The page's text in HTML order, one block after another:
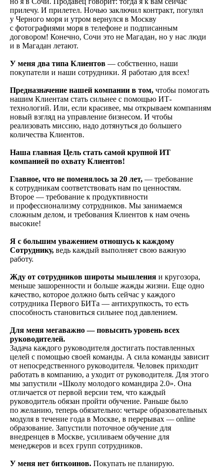
прилечу. И прилетел. Ночью заключил контракт, погулял
у Черного моря и утром вернулся в Москву
с фотографиями моря в телефоне и подписанным
договором! Конечно, Сочи это не Магадан, но у нас люди
и в Магадан летают.
У меня два типа Клиентов — собственно, наши
покупатели и наши сотрудники. Я работаю для всех!
Предназначение нашей компании в том, чтобы помогать
нашим Клиентам стать сильнее с помощью ИТ-
технологий. Или, если красивее, мы открываем компаниям
новый взгляд на управление бизнесом. И чтобы
реализовать миссию, надо дотянуться до большего
количества Клиентов.
Наша главная Цель стать самой крупной ИТ
компанией по охвату Клиентов!
Главное, что не поменялось за 20 лет, — требование
к сотрудникам соответствовать нам по ценностям.
Второе — требование к продуктивности
и профессионализму сотрудников. Мы занимаемся
сложным делом, и требования Клиентов к нам очень
высокие!
Я с большим уважением отношусь к каждому
Сотруднику, ведь каждый выполняет свою важную
работу.
Жду от сотрудников широты мышления и кругозора,
меньше зашоренности и больше жажды жизни. Еще одно
качество, которое должно быть сейчас у каждого
сотрудника Первого БИТа — антихрупкость, то есть
способность становиться сильнее под давлением.
Для меня мегаважно — повысить уровень всех
руководителей.
Задача каждого руководителя достигать поставленных
целей с помощью своей команды. А сила команды зависит
от непосредственного руководителя. Человек приходит
работать в компанию, а уходит от руководителя. Для этого
мы запустили «Школу молодого командира 2.0». Она
отличается от первой версии тем, что каждый
руководитель обязан пройти обучение. Раньше было
по желанию, теперь обязательно: четыре образовательных
модуля в течение года в Москве, в перерывах — online
образование. Запустили поточное обучение для
внедренцев в Москве, усиливаем обучение для
менеджеров и всех групп сотрудников.
У меня нет биткоинов. Покупать не планирую.